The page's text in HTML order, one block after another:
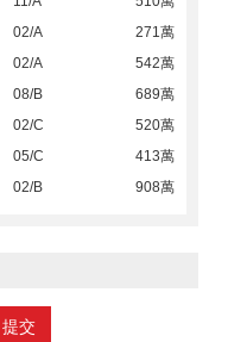
02/A
271萬
02/A
542萬
08/B
689萬
02/C
520萬
05/C
413萬
02/B 908萬
提交